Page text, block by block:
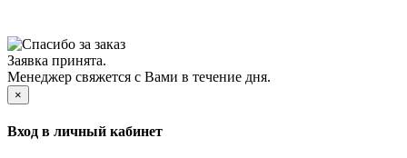
Заявка принята.
Менеджер свяжется с Вами в течение дня.
×
Вход в личный кабинет